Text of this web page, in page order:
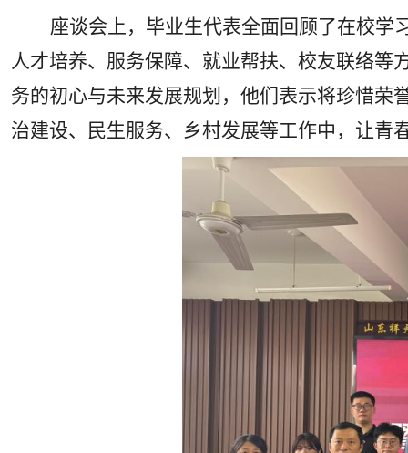
座谈会上，毕业生代表全面回顾了在校学
人才培养、服务保障、就业帮扶、校友联络等
务的初心与未来发展规划，他们表示将珍惜荣
治建设、民生服务、乡村发展等工作中，让青